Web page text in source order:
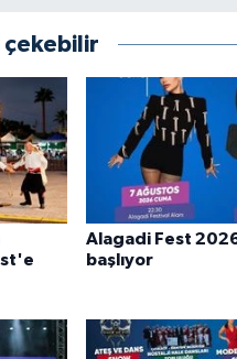
çekebilir
Alagadi Fest
başlıyor